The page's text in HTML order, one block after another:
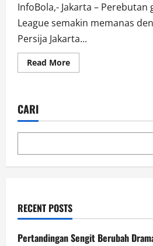
InfoBola,- Jakarta – Perebutan
League semakin memanas
Persija Jakarta...
Read MoreRead
more
dari
di
Pertama
CARI
RECENT POSTS
Pertandingan Sengit Berubah